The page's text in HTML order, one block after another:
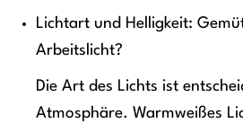
Lichtart und Helligkeit:
Arbeitslicht?
Die Art des Lichts ist
Atmosphäre. Warmweißes